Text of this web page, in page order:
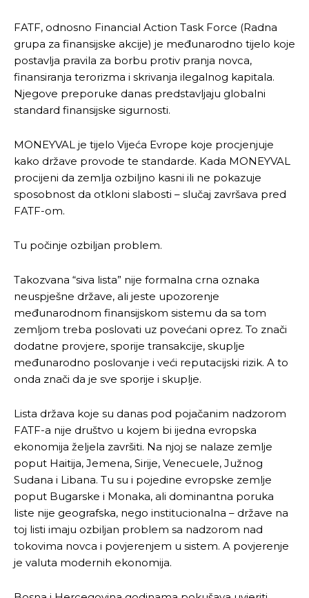
FATF, odnosno Financial Action Task Force (Radna
grupa za finansijske akcije) je međunarodno tijelo koje
postavlja pravila za borbu protiv pranja novca,
finansiranja terorizma i skrivanja ilegalnog kapitala.
Njegove preporuke danas predstavljaju globalni
standard finansijske sigurnosti.
MONEYVAL je tijelo Vijeća Evrope koje procjenjuje
kako države provode te standarde. Kada MONEYVAL
procijeni da zemlja ozbiljno kasni ili ne pokazuje
sposobnost da otkloni slabosti – slučaj završava pred
FATF-om.
Tu počinje ozbiljan problem.
Takozvana “siva lista” nije formalna crna oznaka
neuspješne države, ali jeste upozorenje
međunarodnom finansijskom sistemu da sa tom
zemljom treba poslovati uz povećani oprez. To znači
dodatne provjere, sporije transakcije, skuplje
međunarodno poslovanje i veći reputacijski rizik. A to
onda znači da je sve sporije i skuplje.
Lista država koje su danas pod pojačanim nadzorom
FATF-a nije društvo u kojem bi ijedna evropska
ekonomija željela završiti. Na njoj se nalaze zemlje
poput Haitija, Jemena, Sirije, Venecuele, Južnog
Sudana i Libana. Tu su i pojedine evropske zemlje
poput Bugarske i Monaka, ali dominantna poruka
liste nije geografska, nego institucionalna – države na
toj listi imaju ozbiljan problem sa nadzorom nad
tokovima novca i povjerenjem u sistem. A povjerenje
je valuta modernih ekonomija.